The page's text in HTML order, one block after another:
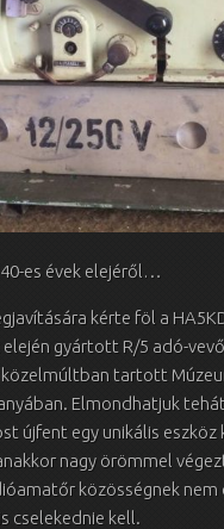
es évek elejéről…
kérte föl a
elején gyártott R/5 adó-
tartott
Elmondhatjuk
újfent egy unikális
nagy örömmel
közösségnek
cselekednie kell.